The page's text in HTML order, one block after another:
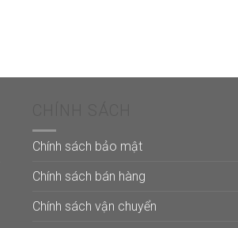
Chính sách bảo mật
Chính sách bán hàng
Chính sách vận chuyển